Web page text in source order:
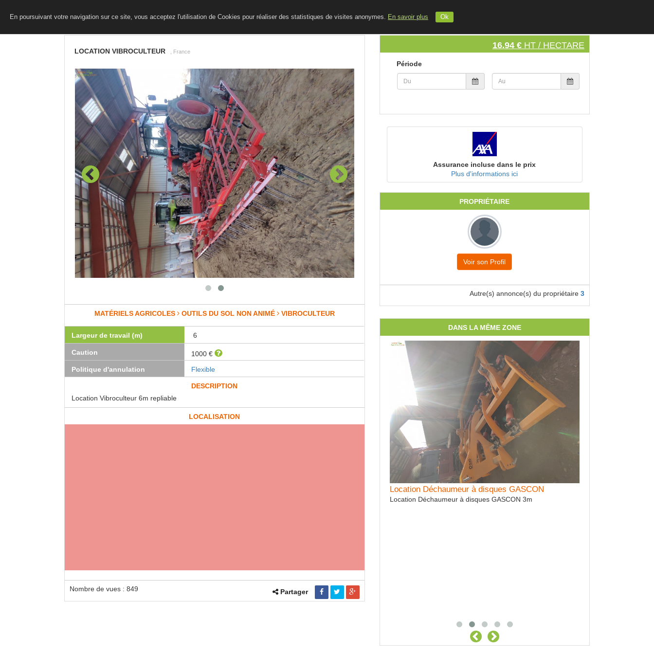
INSCRIVEZ VOTRE MATERIEL
En poursuivant votre navigation sur ce site, vous acceptez l'utilisation de Cookies pour réaliser des statistiques de visites anonymes. En savoir plus Ok
LOCATION VIBROCULTEUR , France
MATÉRIELS AGRICOLES OUTILS DU SOL NON ANIMÉ VIBROCULTEUR
Largeur de travail (m) 6
Caution
1000 €
Politique d'annulation
Flexible
DESCRIPTION
Location Vibroculteur 6m repliable
LOCALISATION
Nombre de vues : 849 Partager
16.94 € HT / HECTARE
Période
Assurance incluse dans le prix
Plus d'informations ici
PROPRIÉTAIRE
Voir son Profil
Autre(s) annonce(s) du propriétaire 3
DANS LA MÊME ZONE
Location Déchaumeur à disques GASCON
Location Déchaumeur à disques GASCON 3m